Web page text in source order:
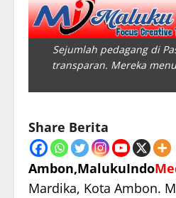
Sejumlah pedagang di
transparan. Mereka
Share Berita
Ambon,MalukuIndo
Mardika, Kota Ambon.